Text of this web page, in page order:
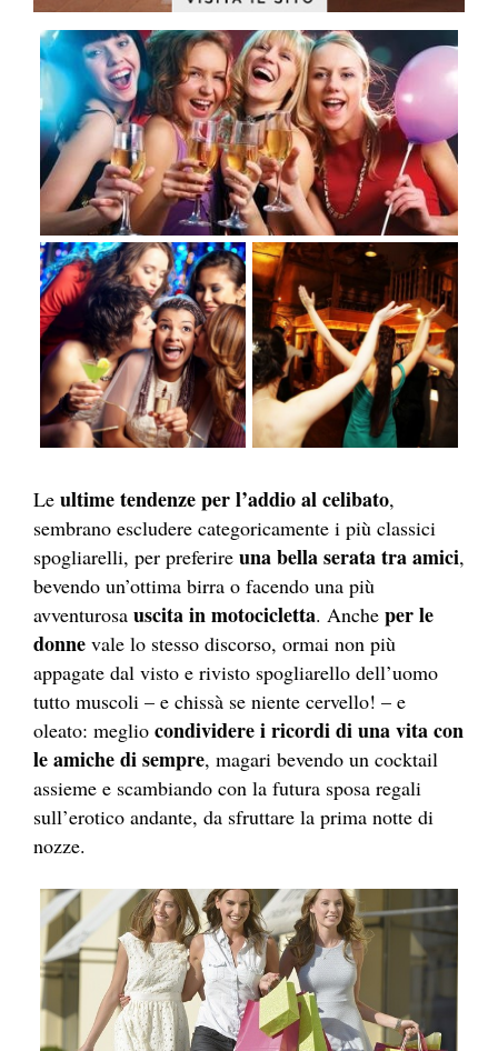
Le ultime tendenze per l’addio al celibato,
sembrano escludere categoricamente i più classici
spogliarelli, per preferire una bella serata tra amici,
bevendo un’ottima birra o facendo una più
avventurosa uscita in motocicletta. Anche per le
donne vale lo stesso discorso, ormai non più
appagate dal visto e rivisto spogliarello dell’uomo
tutto muscoli – e chissà se niente cervello! – e
oleato: meglio condividere i ricordi di una vita con
le amiche di sempre, magari bevendo un cocktail
assieme e scambiando con la futura sposa regali
sull’erotico andante, da sfruttare la prima notte di
nozze.